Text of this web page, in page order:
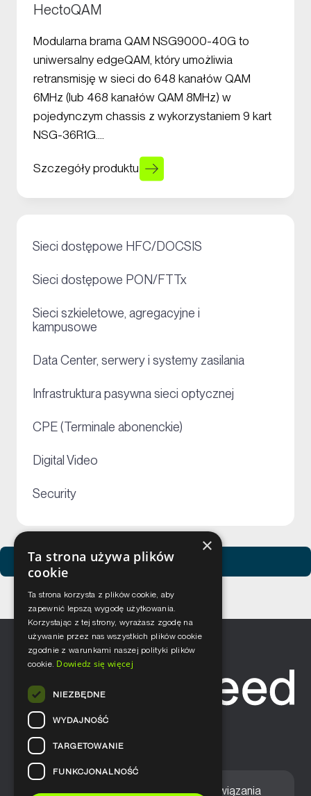
HectoQAM
Modularna brama QAM NSG9000-40G to
uniwersalny edgeQAM, który umożliwia
retransmisję w sieci do 648 kanałów QAM
6MHz (lub 468 kanałów QAM 8MHz) w
pojedynczym chassis z wykorzystaniem 9 kart
NSG-36R1G….
Szczegóły produktu
Sieci dostępowe HFC/DOCSIS
Sieci dostępowe PON/FTTx
Sieci szkieletowe, agregacyjne i
kampusowe
Data Center, serwery i systemy zasilania
Infrastruktura pasywna sieci optycznej
CPE (Terminale abonenckie)
Digital Video
Security
Zobacz usługi Netceed
Home Nasze podejście Rozwiązania
×
Ta strona używa plików
cookie
Ta strona korzysta z plików cookie, aby
zapewnić lepszą wygodę użytkowania.
Korzystając z tej strony, wyrażasz zgodę na
używanie przez nas wszystkich plików cookie
zgodnie z warunkami naszej polityki plików
cookie. Dowiedz się więcej
NIEZBĘDNE
WYDAJNOŚĆ
TARGETOWANIE
FUNKCJONALNOŚĆ